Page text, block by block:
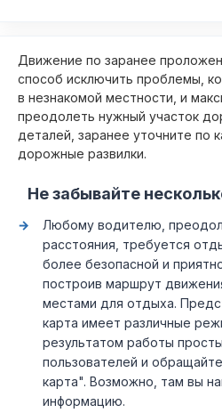
Движение по заранее
способ исключить проблемы,
в незнакомой местности, и
преодолеть нужный участок
деталей, заранее уточните по
дорожные развилки.
Не забывайте
Любому водителю,
расстояния, требуется
более безопасной и
построив маршрут
местами для отдыха.
карта имеет различные
результатом работы
пользователей и
карта". Возможно, там вы
информацию.